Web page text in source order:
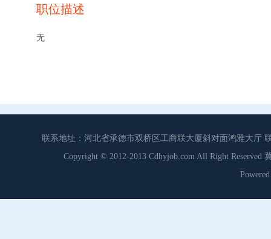
职位描述
无
联系地址：河北省承德市双桥区工商联大厦斜对面鸿雅大厅
Copyright © 2012-2013 Cdhyjob.com All Right Reserved